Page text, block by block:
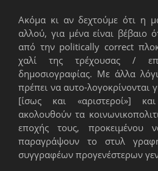
Ακόμα κι αν δεχτούμε ότι η
αλλού, για μένα είναι βέβαιο
από την politically correct
χαλί της τρέχουσας /
δημοσιογραφίας. Με άλλα
πρέπει να αυτο-λογοκρίνονται
[ίσως και «αριστεροί»]
ακολουθούν τα
εποχής τους,
παραγράψουν το στυλ
συγγραφέων προγενέστερων